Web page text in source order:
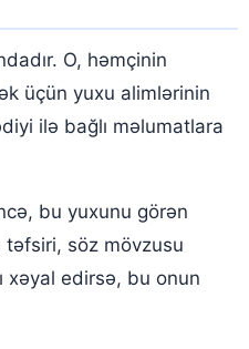
O, həmçinin
üçün yuxu alimlərinin
ilə bağlı məlumatlara
bu yuxunu görən
təfsiri, söz mövzusu
xəyal edirsə, bu onun